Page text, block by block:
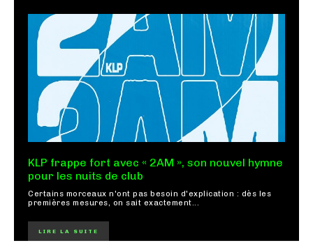
KLP frappe fort avec « 2AM », son nouvel hymne
pour les nuits de club
Certains morceaux n'ont pas besoin d'explication : dès les
premières mesures, on sait exactement...
LIRE LA SUITE